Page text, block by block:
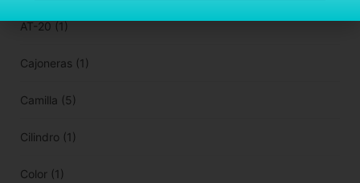
AT-20 (1)
Cajoneras (1)
Camilla (5)
Cilindro (1)
Color (1)